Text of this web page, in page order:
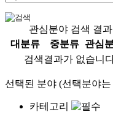
관심분야 검색 결과
대분류
중분류
관심
검색결과가 없습니
선택된 분야 (선택분야
카테고리